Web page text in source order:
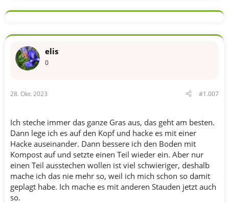
elis
0
28. Okt. 2023 #1.007
Ich steche immer das ganze Gras aus, das geht am besten.
Dann lege ich es auf den Kopf und hacke es mit einer
Hacke auseinander. Dann bessere ich den Boden mit
Kompost auf und setzte einen Teil wieder ein. Aber nur
einen Teil ausstechen wollen ist viel schwieriger, deshalb
mache ich das nie mehr so, weil ich mich schon so damit
geplagt habe. Ich mache es mit anderen Stauden jetzt auch
so.